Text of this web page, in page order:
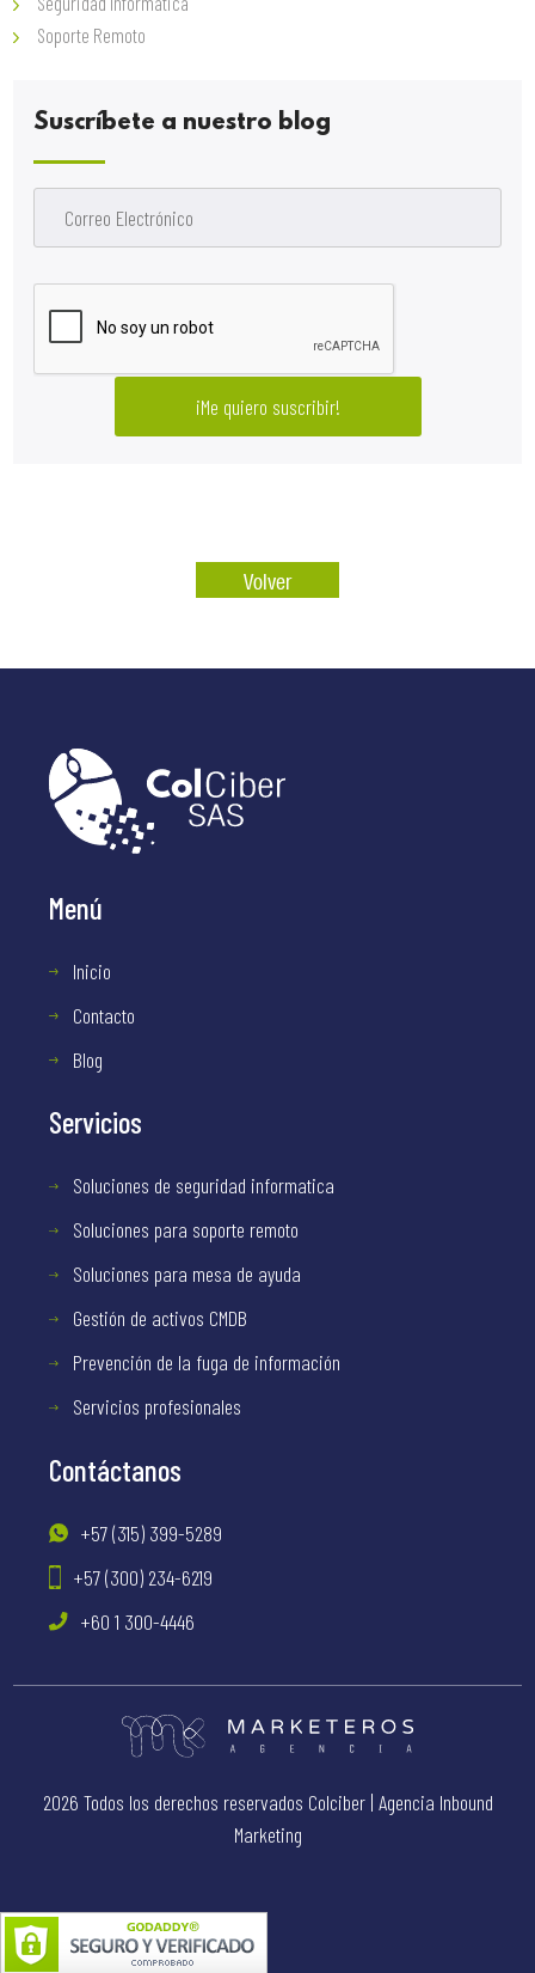
Soporte Remoto
Suscríbete a nuestro blog
Volver
Menú
Inicio
Contacto
Blog
Servicios
Soluciones de seguridad informatica
Soluciones para soporte remoto
Soluciones para mesa de ayuda
Gestión de activos CMDB
Prevención de la fuga de información
Servicios profesionales
Contáctanos
+57 (315) 399-5289
+57 (300) 234-6219
+60 1 300-4446
2026 Todos los derechos reservados Colciber | Agencia Inbound
Marketing